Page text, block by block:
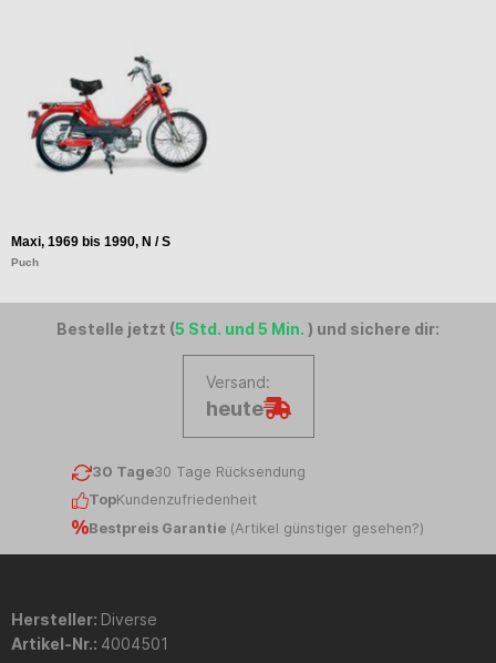
Maxi, 1969 bis 1990, N / S
Puch
Bestelle jetzt (5 Std. und 5 Min. ) und sichere dir:
Versand:
heute
30 Tage30 Tage Rücksendung
TopKundenzufriedenheit
Bestpreis Garantie (Artikel günstiger gesehen?)
Hersteller: Diverse
Artikel-Nr.: 4004501